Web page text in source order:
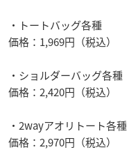
・トートバッグ各種
価格：1,969円（税込）
・ショルダーバッグ各種
価格：2,420円（税込）
・2wayアオリトート各種
価格：2,970円（税込）